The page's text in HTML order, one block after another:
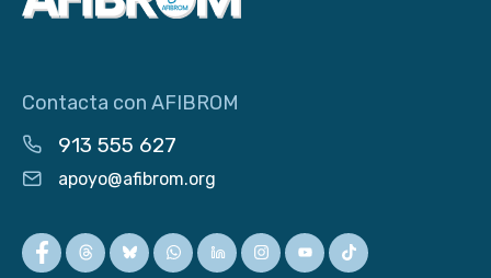
Contacta con AFIBROM
913 555 627
apoyo@afibrom.org